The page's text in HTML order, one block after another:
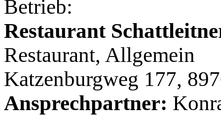
Betrieb:
Restaurant
Restaurant, Allgemein
Katzenburgweg 177,
Ansprechpartner: